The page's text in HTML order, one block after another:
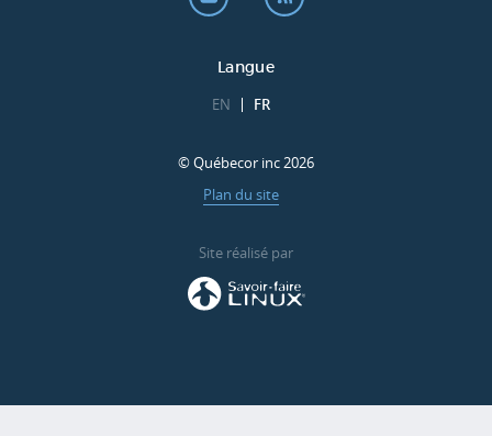
Langue
EN FR
© Québecor inc 2026
Plan du site
Site réalisé par